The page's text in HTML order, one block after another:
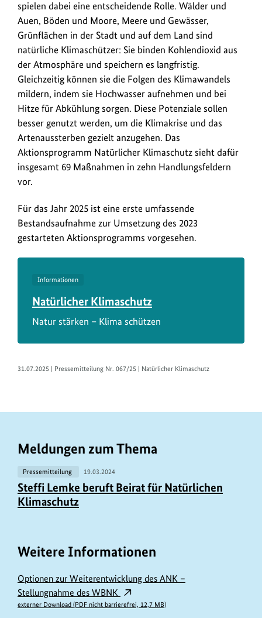
spielen dabei eine entscheidende Rolle. Wälder und
Auen, Böden und Moore, Meere und Gewässer,
Grünflächen in der Stadt und auf dem Land sind
natürliche Klimaschützer: Sie binden Kohlendioxid aus
der Atmosphäre und speichern es langfristig.
Gleichzeitig können sie die Folgen des Klimawandels
mildern, indem sie Hochwasser aufnehmen und bei
Hitze für Abkühlung sorgen. Diese Potenziale sollen
besser genutzt werden, um die Klimakrise und das
Artenaussterben gezielt anzugehen. Das
Aktionsprogramm Natürlicher Klimaschutz sieht dafür
insgesamt 69 Maßnahmen in zehn Handlungsfeldern
vor.
Für das Jahr 2025 ist eine erste umfassende
Bestandsaufnahme zur Umsetzung des 2023
gestarteten Aktionsprogramms vorgesehen.
Informationen
Natürlicher Klimaschutz
Natur stärken – Klima schützen
31.07.2025 | Pressemitteilung Nr. 067/25 | Natürlicher Klimaschutz
Meldungen zum Thema
Pressemitteilung 19.03.2024
Steffi Lemke beruft Beirat für Natürlichen
Klimaschutz
Weitere Informationen
Optionen zur Weiterentwicklung des ANK –
Stellungnahme des WBNK
externer Download (PDF nicht barrierefrei, 12,7 MB)